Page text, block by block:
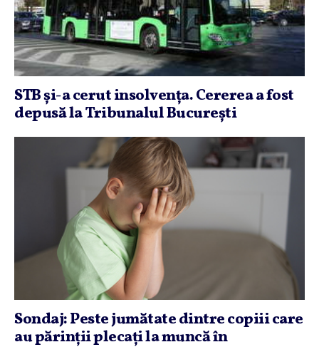
STB şi-a cerut insolvenţa. Cererea a fost
depusă la Tribunalul Bucureşti
Sondaj: Peste jumătate dintre copiii care
au părinţii plecaţi la muncă în